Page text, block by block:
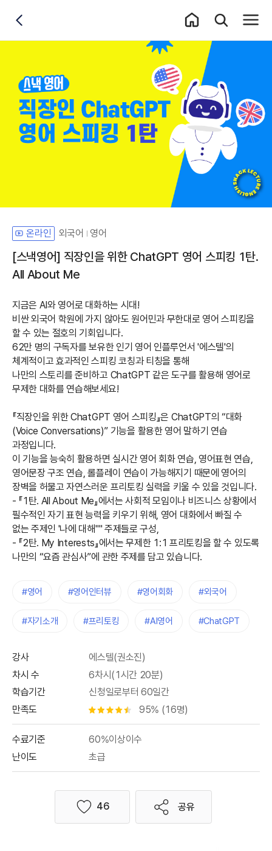
통합검색 레이
전체
뒤로가기
온라인 외국어 영어
[스낵영어] 직장인을 위한 ChatGPT 영어 스피킹 1탄.
All About Me
지금은 AI와 영어로 대화하는 시대!
비싼 외국어 학원에 가지 않아도 원어민과 무한대로 영어 스피킹을
할 수 있는 절호의 기회입니다.
62만 명의 구독자를 보유한 인기 영어 인플루언서 '에스텔'의
체계적이고 효과적인 스피킹 코칭과 티칭을 통해
나만의 스토리를 준비하고 ChatGPT 같은 도구를 활용해 영어로
무제한 대화를 연습해보세요!
『직장인을 위한 ChatGPT 영어 스피킹』은 ChatGPT의 “대화
(Voice Conversations)” 기능을 활용한 영어 말하기 연습
과정입니다.
이 기능을 능숙히 활용하면 실시간 영어 회화 연습, 영어표현 연습,
영어문장 구조 연습, 롤플레이 연습이 가능해지기 때문에 영어의
장벽을 허물고 자연스러운 프리토킹 실력을 키울 수 있을 것입니다.
- 『1탄. All About Me』에서는 사회적 모임이나 비즈니스 상황에서
필수적인 자기 표현 능력을 키우기 위해, 영어 대화에서 빠질 수
없는 주제인 '나에 대해"" 주제들로 구성,
- 『2탄. My Interests』에서는 무제한 1:1 프리토킹을 할 수 있도록
나만의 “요즘 관심사”에 관한 주제를 담고 있습니다.
#영어 #영어인터뷰 #영어회화 #외국어
#자기소개 #프리토킹 #AI영어 #ChatGPT
강사
에스텔(권소진)
차시 수
6차시(1시간 20분)
학습기간
신청일로부터 60일간
만족도
별점 4.5개 95% (16명)
수료기준
60%이상이수
난이도
초급
좋아요
46 공유